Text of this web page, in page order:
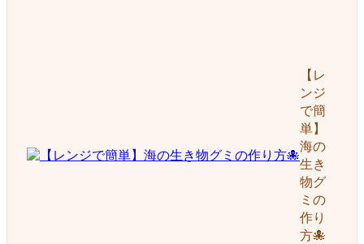
【レ
ンジ
で簡
単】
海の
生き
物グ
ミの
作り
方🐙